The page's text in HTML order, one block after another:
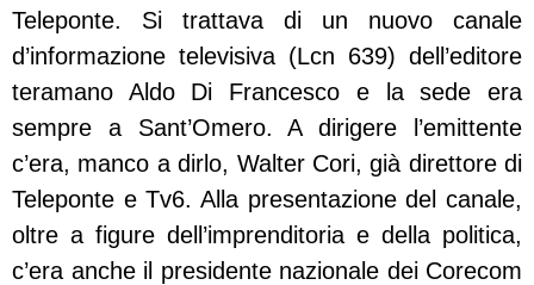
Teleponte. Si trattava di un nuovo canale
d’informazione televisiva (Lcn 639) dell’editore
teramano Aldo Di Francesco e la sede era
sempre a Sant’Omero. A dirigere l’emittente
c’era, manco a dirlo, Walter Cori, già direttore di
Teleponte e Tv6. Alla presentazione del canale,
oltre a figure dell’imprenditoria e della politica,
c’era anche il presidente nazionale dei Corecom